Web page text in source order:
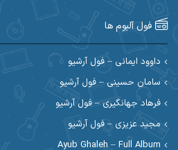
احسان مرادیان
احمد بیرانوند
احمد صحراییان
احمد نازدار
فول آلبوم ها
داوود ایمانی – فول آرشیو
سامان حسینی – فول آرشیو
فرهاد جهانگیری – فول آرشیو
مجید عزیزی – فول آرشیو
Ayub Ghaleh – Full Album